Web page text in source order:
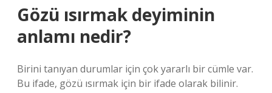
Gözü ısırmak deyiminin
anlamı nedir?
Birini tanıyan durumlar için çok yararlı bir cümle var.
Bu ifade, gözü ısırmak için bir ifade olarak bilinir.